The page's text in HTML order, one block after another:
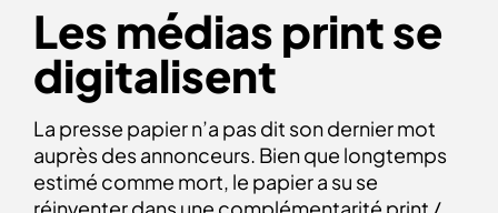
Les médias print se
digitalisent
La presse papier n’a pas dit son dernier mot
auprès des annonceurs. Bien que longtemps
estimé comme mort, le papier a su se
réinventer dans une complémentarité print /